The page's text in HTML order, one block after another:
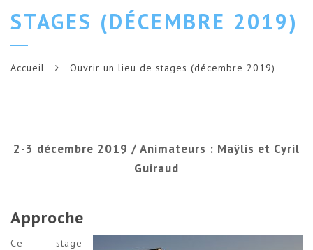
STAGES (DÉCEMBRE 2019)
Accueil Ouvrir un lieu de stages (décembre 2019)
2-3 décembre 2019 / Animateurs : Maÿlis et Cyril
Guiraud
Approche
Ce stage